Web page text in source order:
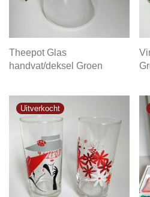
Theepot Glas
handvat/deksel Groen